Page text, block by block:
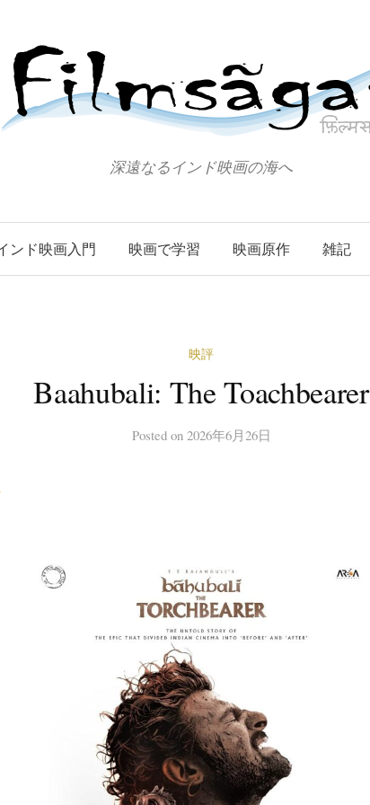
深遠なるインド映画の海へ
ンド映画入門 映画で学習 映画原作 雑記
映評
Baahubali: The Toachbearer
Posted on 2026年6月26日